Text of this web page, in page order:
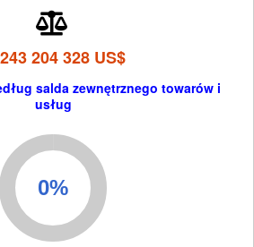
204 328 US$
salda zewnętrznego towarów i
usług